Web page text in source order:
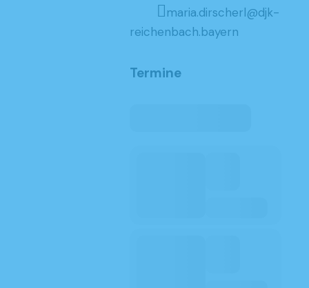
maria.dirscherl@djk-
reichenbach.bayern
Termine